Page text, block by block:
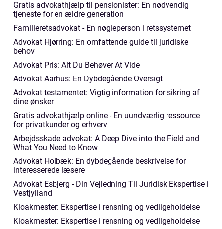
Gratis advokathjælp til pensionister: En nødvendig
tjeneste for en ældre generation
Familieretsadvokat - En nøgleperson i retssystemet
Advokat Hjørring: En omfattende guide til juridiske
behov
Advokat Pris: Alt Du Behøver At Vide
Advokat Aarhus: En Dybdegående Oversigt
Advokat testamentet: Vigtig information for sikring af
dine ønsker
Gratis advokathjælp online - En uundværlig ressource
for privatkunder og erhverv
Arbejdsskade advokat: A Deep Dive into the Field and
What You Need to Know
Advokat Holbæk: En dybdegående beskrivelse for
interesserede læsere
Advokat Esbjerg - Din Vejledning Til Juridisk Ekspertise i
Vestjylland
Kloakmester: Ekspertise i rensning og vedligeholdelse
Kloakmester: Ekspertise i rensning og vedligeholdelse